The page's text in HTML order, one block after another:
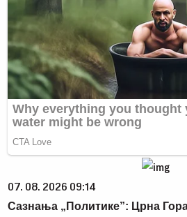
07. 08. 2026 09:14
Сазнања „Политике”: Црна